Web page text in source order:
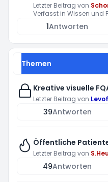
Letzter Beitrag von
Verfasst in Wissen und
1Antworten
Themen
Kreative visuelle
Letzter Beitrag von
39Antworten
Öffentliche
Letzter Beitrag von
49Antworten